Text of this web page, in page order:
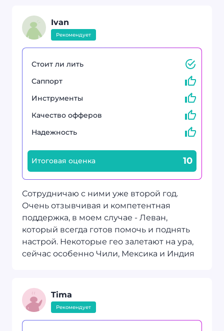
Ivan
Рекомендует
Стоит ли лить
Саппорт
Инструменты
Качество офферов
Надежность
Итоговая оценка 10
Сотрудничаю с ними уже второй год.
Очень отзывчивая и компетентная
поддержка, в моем случае - Леван,
который всегда готов помочь и поднять
настрой. Некоторые гео залетают на ура,
сейчас особенно Чили, Мексика и Индия
Tima
Рекомендует